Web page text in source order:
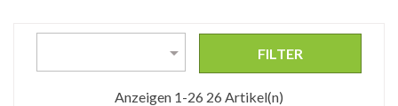
 FILTER
Anzeigen 1-26 26 Artikel(n)